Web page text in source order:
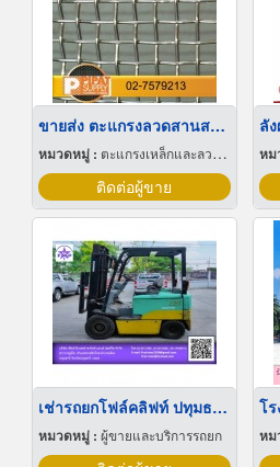
ขายส่ง ตะแกรงลวดสานสแตนเลส
หมวดหมู่ : ตะแกรงเหล็กและลวดตาข่าย
ติดต่อผู้ขาย
หม
เช่ารถยกโฟล์คลิฟท์ ปทุมธานี
หมวดหมู่ : ผู้ขายและบริการรถยก หม